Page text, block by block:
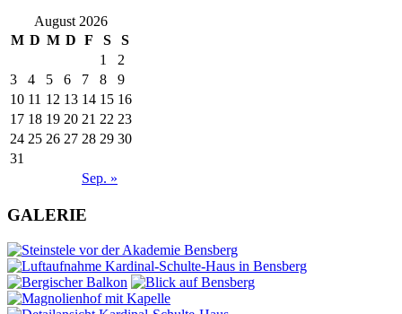
August 2026
M D M D F S S
Sep. »
1
2
3
4 5 6 7 8
9
10 11 12 13 14 15 16
17 18 19 20 21 22 23
24 25 26 27 28 29 30
31
GALERIE